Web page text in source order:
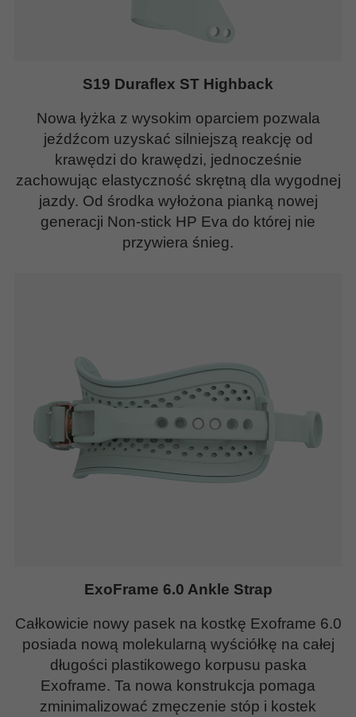
S19 Duraflex ST Highback
Nowa łyżka z wysokim oparciem pozwala
jeźdźcom uzyskać silniejszą reakcję od
krawędzi do krawędzi, jednocześnie
zachowując elastyczność skrętną dla wygodnej
jazdy. Od środka wyłożona pianką nowej
generacji Non-stick HP Eva do której nie
przywiera śnieg.
ExoFrame 6.0 Ankle Strap
Całkowicie nowy pasek na kostkę Exoframe 6.0
posiada nową molekularną wyściółkę na całej
długości plastikowego korpusu paska
Exoframe. Ta nowa konstrukcja pomaga
zminimalizować zmęczenie stóp i kostek